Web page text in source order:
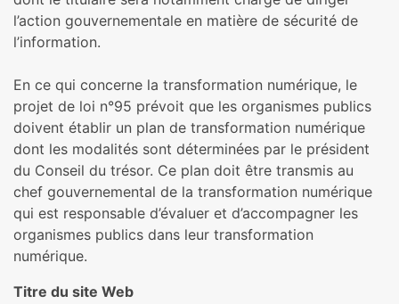
l’action gouvernementale en matière de sécurité de
l’information.
En ce qui concerne la transformation numérique, le
projet de loi n°95 prévoit que les organismes publics
doivent établir un plan de transformation numérique
dont les modalités sont déterminées par le président
du Conseil du trésor. Ce plan doit être transmis au
chef gouvernemental de la transformation numérique
qui est responsable d’évaluer et d’accompagner les
organismes publics dans leur transformation
numérique.
Titre du site Web